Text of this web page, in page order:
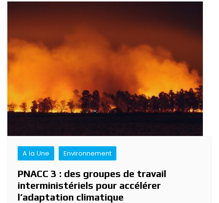
Navigation
de
l’article
A la Une Environnement
PNACC 3 : des groupes de travail
interministériels pour accélérer
l’adaptation climatique